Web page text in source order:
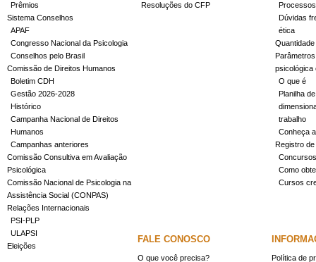
Prêmios
Sistema Conselhos
APAF
Congresso Nacional da Psicologia
Conselhos pelo Brasil
Comissão de Direitos Humanos
Boletim CDH
Gestão 2026-2028
Histórico
Campanha Nacional de Direitos
Humanos
Campanhas anteriores
Comissão Consultiva em Avaliação
Psicológica
Comissão Nacional de Psicologia na
Assistência Social (CONPAS)
Relações Internacionais
PSI-PLP
ULAPSI
Eleições
Resoluções do CFP
Dúvidas
ética
psicológica
O que é
Planilha
trabalho
Conheça
Registro
Concursos
Como
Cursos
FALE CONOSCO
O que você precisa? Política de